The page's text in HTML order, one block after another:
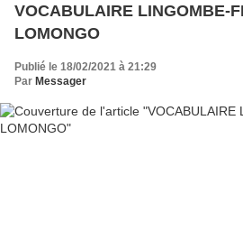
VOCABULAIRE LINGOMBE-FRANÇAIS-
LOMONGO
Publié le 18/02/2021 à 21:29
Par Messager